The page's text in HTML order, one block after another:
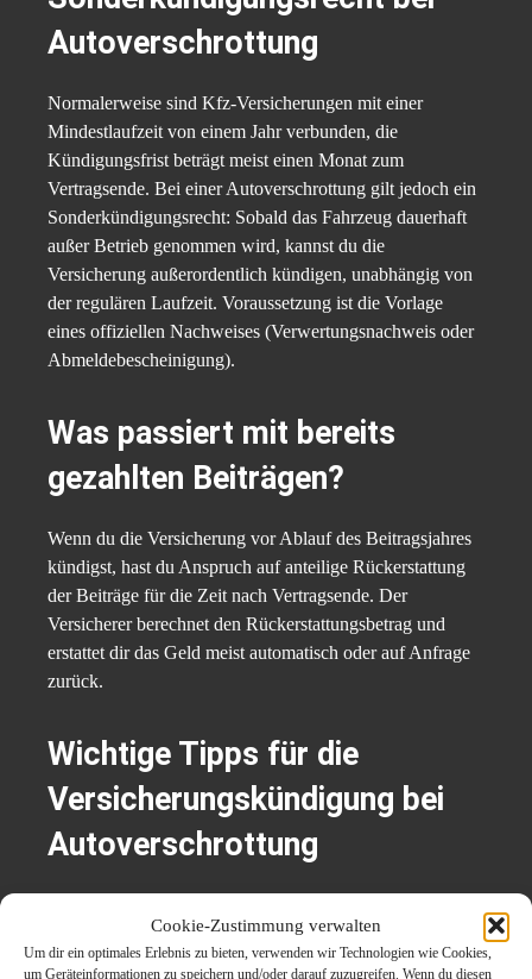
Cookie-Zustimmung verwalten
Um dir ein optimales Erlebnis zu bieten, verwenden wir Technologien wie Cookies,
um Geräteinformationen zu speichern und/oder darauf zuzugreifen. Wenn du diesen
Autoverschrottung
Normalerweise sind Kfz-Versicherungen mit einer
Mindestlaufzeit von einem Jahr verbunden, die
Kündigungsfrist beträgt meist einen Monat zum
Vertragsende. Bei einer Autoverschrottung gilt jedoch ein
Sonderkündigungsrecht: Sobald das Fahrzeug dauerhaft
außer Betrieb genommen wird, kannst du die
Versicherung außerordentlich kündigen, unabhängig von
der regulären Laufzeit. Voraussetzung ist die Vorlage
eines offiziellen Nachweises (Verwertungsnachweis oder
Abmeldebescheinigung).
Was passiert mit bereits
gezahlten Beiträgen?
Wenn du die Versicherung vor Ablauf des Beitragsjahres
kündigst, hast du Anspruch auf anteilige Rückerstattung
der Beiträge für die Zeit nach Vertragsende. Der
Versicherer berechnet den Rückerstattungsbetrag und
erstattet dir das Geld meist automatisch oder auf Anfrage
zurück.
Wichtige Tipps für die
Versicherungskündigung bei
Autoverschrottung
Kündigungsmodalitäten bei deinem Versicherer.